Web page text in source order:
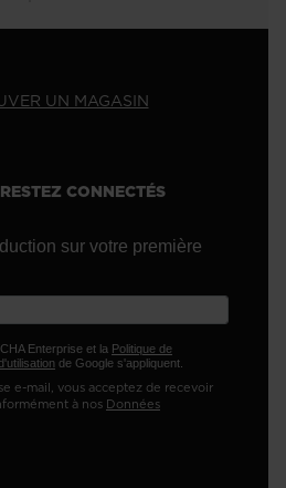
UN MAGASIN
CONNECTÉS
sur votre première
Enterprise et la Politique de
de Google s'appliquent.
e-mail, vous acceptez de recevoir
à nos Données